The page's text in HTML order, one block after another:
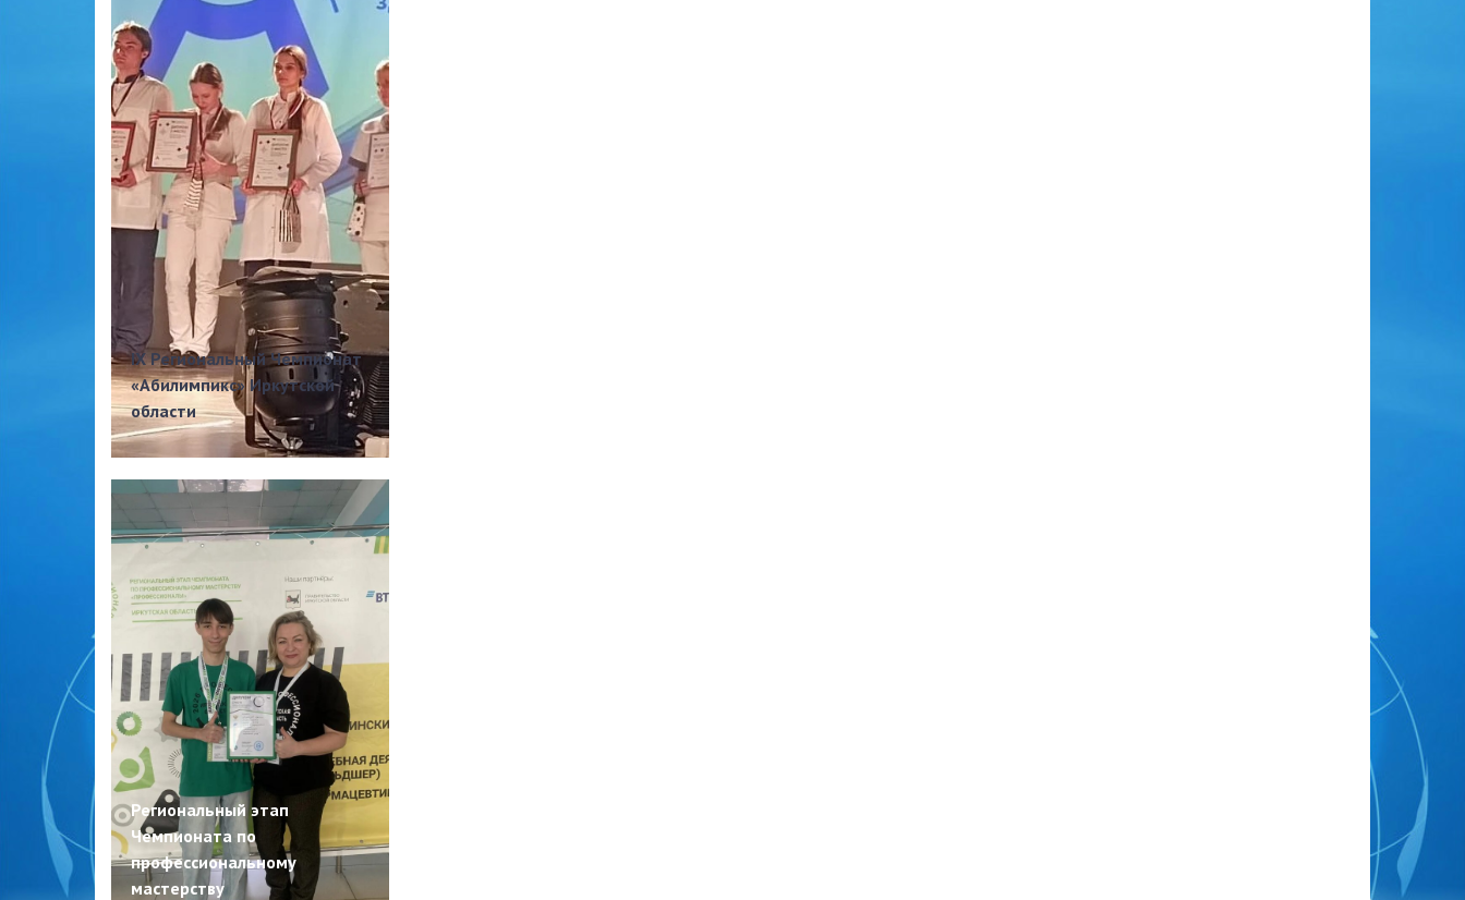
IX Региональный Чемпионат
«Абилимпикс» Иркутской
области
Региональный этап
Чемпионата по
профессиональному
мастерству